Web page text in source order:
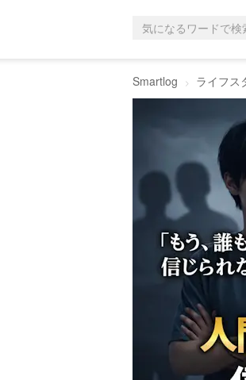
Smartlog ライフス